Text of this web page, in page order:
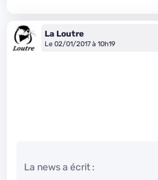
La Loutre
Le 02/01/2017 à 10h19
La news a écrit :